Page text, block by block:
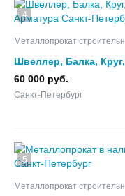
4
Металлопрокат
Швеллер, Балка,
Пруток, Арматура
60 000 руб.
Санкт-Петербург
5
Металлопрокат